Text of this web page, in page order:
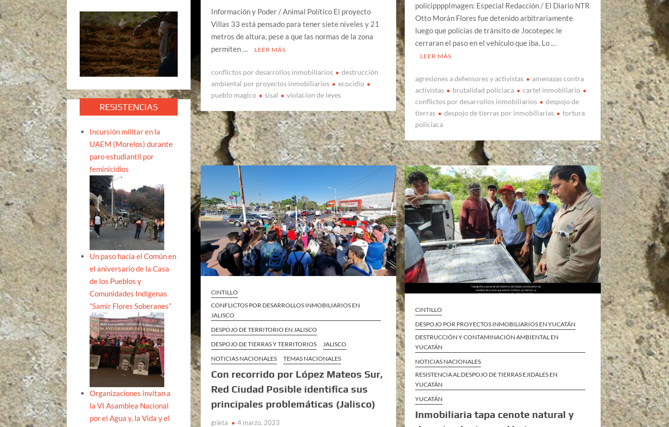
Información y Poder / Animal Político El proyecto
Villas 33 está pensado para tener siete niveles y 21
metros de altura, pese a que las normas de la zona
permiten …
LEER MÁS
conflictos por desarrollos inmobiliarios
destrucción
ambiental por proyectos inmobiliarios
ecocidio
pueblo magico
sisal violacion de leyes
policippppImagen: Especial Redacción / El Diario NTR
Otto Morán Flores fue detenido arbitrariamente
luego que policías de tránsito de Jocotepec le
cerraran el paso en el vehículo que iba. Lo …
LEER MÁS
agresiones a defensores y activistas
amenazas contra
activistas
brutalidad policiaca
cartel inmobiliario
conflictos por desarrollos inmobiliarios
despojo de
tierras
despojo de tierras por inmobiliarias
tortura
policiaca
CINTILLO
CONFLICTOS POR DESARROLLOS INMOBILIARIOS EN
JALISCO
DESPOJO DE TERRITORIO EN JALISCO
DESPOJO DE TIERRAS Y TERRITORIOS
JALISCO
NOTICIAS NACIONALES
TEMAS NACIONALES
Con recorrido por López Mateos Sur,
Red Ciudad Posible identifica sus
principales problemáticas (Jalisco)
grieta 4 marzo, 2023
CINTILLO
DESPOJO POR PROYECTOS INMOBILIARIOS EN YUCATÁN
DESTRUCCIÓN Y CONTAMINACIÓN AMBIENTAL EN
YUCATÁN
NOTICIAS NACIONALES
RESISTENCIA AL DESPOJO DE TIERRAS EJIDALES EN
YUCATÁN
YUCATÁN
Inmobiliaria tapa cenote natural y
RESISTENCIAS
Incursión militar en la
UAEM (Morelos) durante
paro estudiantil por
feminicidios
Un paso hacia el Común en
el aniversario de la Casa
de los Pueblos y
Comunidades Indígenas
“Samir Flores Soberanes”
Organizaciones invitan a
la VI Asamblea Nacional
por el Agua y, la Vida y el